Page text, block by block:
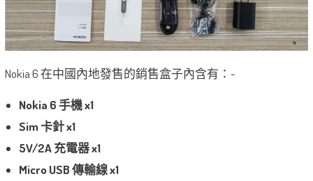
Nokia 6 在中國內地發售的銷售盒子內含有：-
Nokia 6 手機 x1
Sim 卡針 x1
5V/2A 充電器 x1
Micro USB 傳輸線 x1